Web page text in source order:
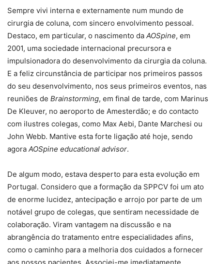
Sempre vivi interna e externamente num mundo de
cirurgia de coluna, com sincero envolvimento pessoal.
Destaco, em particular, o nascimento da AOSpine, em
2001, uma sociedade internacional precursora e
impulsionadora do desenvolvimento da cirurgia da coluna.
E a feliz circunstância de participar nos primeiros passos
do seu desenvolvimento, nos seus primeiros eventos, nas
reuniões de Brainstorming, em final de tarde, com Marinus
De Kleuver, no aeroporto de Amesterdão; e do contacto
com ilustres colegas, como Max Aebi, Dante Marchesi ou
John Webb. Mantive esta forte ligação até hoje, sendo
agora AOSpine educational advisor.
De algum modo, estava desperto para esta evolução em
Portugal. Considero que a formação da SPPCV foi um ato
de enorme lucidez, antecipação e arrojo por parte de um
notável grupo de colegas, que sentiram necessidade de
colaboração. Viram vantagem na discussão e na
abrangência do tratamento entre especialidades afins,
como o caminho para a melhoria dos cuidados a fornecer